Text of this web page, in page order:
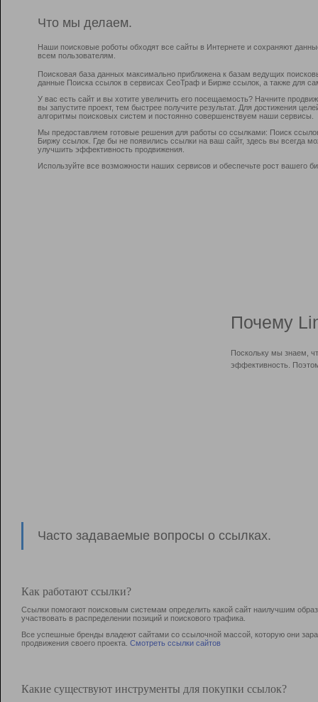
Что мы делаем.
Наши поисковые роботы обходят все сайты в Интернете и сохраняют
всем пользователям.
Поисковая база данных максимально приближена к базам ведущих
данные Поиска ссылок в сервисах СеоТраф и Бирже ссылок, а также для
У вас есть сайт и вы хотите увеличить его посещаемость? Начните
вы запустите проект, тем быстрее получите результат. Для достижения
алгоритмы поисковых систем и постоянно совершенствуем наши сервисы.
Мы предоставляем готовые решения для работы со ссылками: Поиск
Биржу ссылок. Где бы не появились ссылки на ваш сайт, здесь вы всегда
улучшить эффективность продвижения.
Используйте все возможности наших сервисов и обеспечьте рост вашего
Почему
Поскольку мы знаем,
эффективность.
Часто задаваемые вопросы о ссылках.
Как работают ссылки?
Ссылки помогают поисковым системам определить какой сайт наилучшим
участвовать в раcпределении позиций и поискового трафика.
Все успешные бренды владеют сайтами со ссылочной массой, которую они
продвижения своего проекта. Смотреть ссылки сайтов
Какие существуют инструменты для покупки ссылок?